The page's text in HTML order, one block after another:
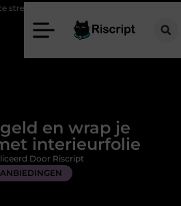
en wrap je
interieurfolie
Door Riscript